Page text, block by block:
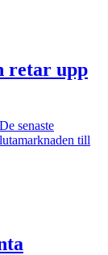
retar upp
senaste
till